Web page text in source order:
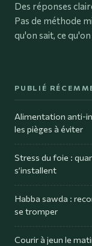
Des réponses
Pas de méthode
qu'on sait, ce
PUBLIÉ
Alimentation anti-
les pièges à éviter
Stress du foie :
s’installent
Habba sawda :
se tromper
Courir à jeun le